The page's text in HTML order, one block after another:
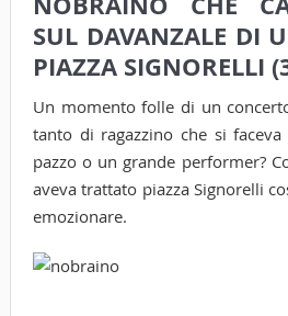
SUL DAVANZALE DI
PIAZZA SIGNORELLI
Un momento folle di un
tanto di ragazzino che si
pazzo o un grande performer?
aveva trattato piazza Signorelli
emozionare.